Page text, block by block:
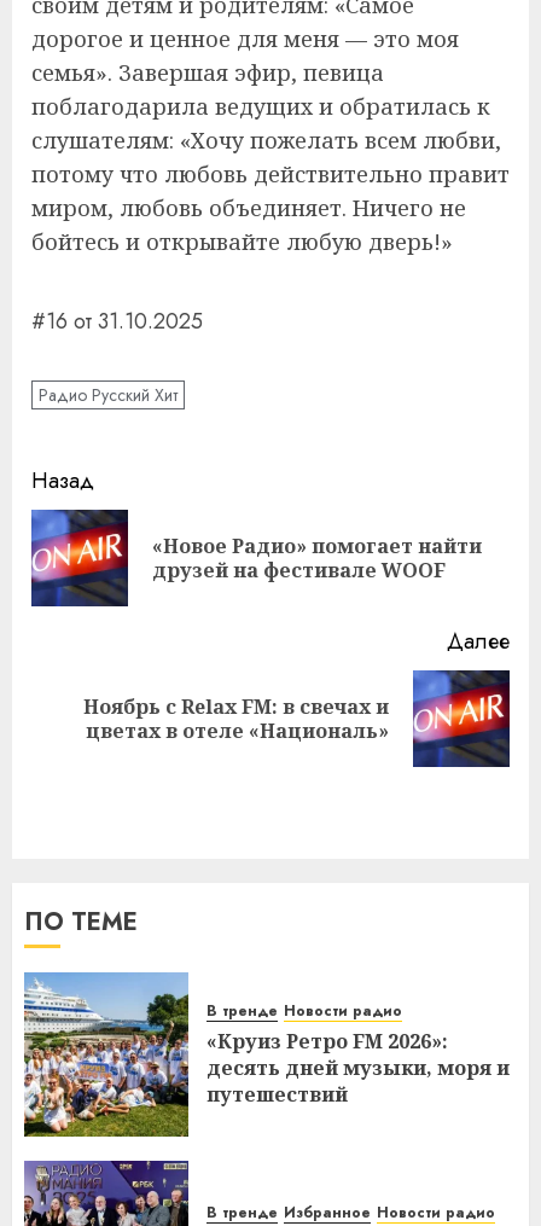
дорогое и ценное для меня — это моя
семья». Завершая эфир, певица
поблагодарила ведущих и обратилась к
слушателям: «Хочу пожелать всем любви,
потому что любовь действительно правит
миром, любовь объединяет. Ничего не
бойтесь и открывайте любую дверь!»
#16 от 31.10.2025
Радио Русский Хит
Навигация
записи
Назад
«Новое Радио» помогает найти
друзей на фестивале WOOF
Далее
Следующая
запись:
Ноябрь с Relax FM: в свечах и
цветах в отеле «Националь»
ПО ТЕМЕ
В тренде Новости радио
«Круиз Ретро FM 2026»:
десять дней музыки, моря и
путешествий
В тренде Избранное Новости радио